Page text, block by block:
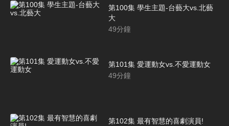
第100集 學生主題-台藝大vs.北藝
大
49分鐘
第101集 愛運動女vs.不愛運動女
49分鐘
第102集 最有智慧的喜劇演員!